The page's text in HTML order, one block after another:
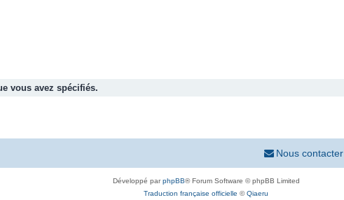
vous avez spécifiés.
Nous contacter
Développé parphpBB® Forum Software © phpBB Limited
Traduction française officielle ©Qiaeru